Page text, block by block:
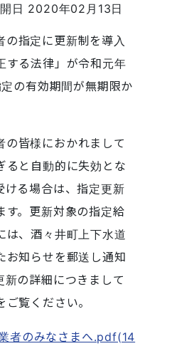
日 2020年02月13日
指定に更新制を導入
する法律」が令和元年
の有効期間が無期限か
の皆様におかれまして
ると自動的に失効とな
ける場合は、指定更新
す。更新対象の指定給
は、酒々井町上下水道
お知らせを郵送し通知
新の詳細につきまして
覧ください。
者のみなさまへ.pdf(14